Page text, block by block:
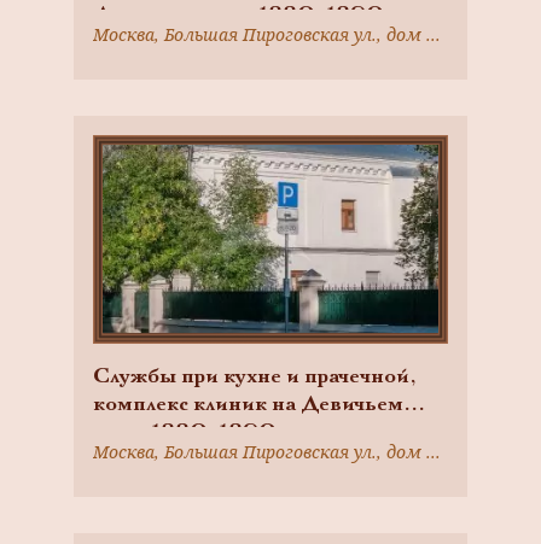
Девичьем поле, 1880-1890-е гг.,
арх. Быковский К.М.
Москва, Большая Пироговская ул., дом 2, строение 8
Службы при кухне и прачечной,
комплекс клиник на Девичьем
поле, 1880-1890-е гг., арх.
Быковский К.М.
Москва, Большая Пироговская ул., дом 2, строение 7